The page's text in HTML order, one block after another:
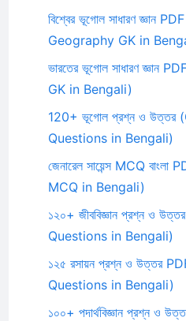
বিশ্বের ভূগোল সাধারণ জ্ঞান
Geography GK in
ভারতের ভূগোল সাধারণ জ্ঞান
GK in Bengali)
120+ ভূগোল প্রশ্ন ও
Questions in Bengali)
জেনারেল সায়েন্স MCQ
MCQ in Bengali)
১২০+ জীববিজ্ঞান প্রশ্ন ও
Questions in Bengali)
১২৫ রসায়ন প্রশ্ন ও উত্তর
Questions in Bengali)
১০০+ পদার্থবিজ্ঞান প্রশ্ন ও